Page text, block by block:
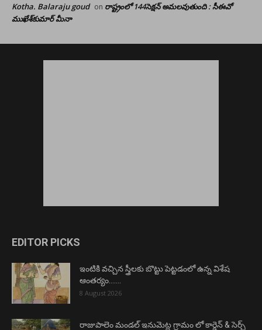
Kotha. Balaraju goud on రాష్ట్రంలో 144సెక్షన్ అమలవుతుంది : సీఈవో
ముఖేశ్‌కుమార్‌ మీనా
EDITOR PICKS
ఇంటికి వచ్చిన స్త్రీలకు బొట్టు పెట్టడంలో ఉన్న విశేష
ఆంతర్యం…….
8 August 2026
రాజుపాలెం మండల్ ఇనుమెట్ల గ్రామం లో కార్డెన్ & సెర్చ్